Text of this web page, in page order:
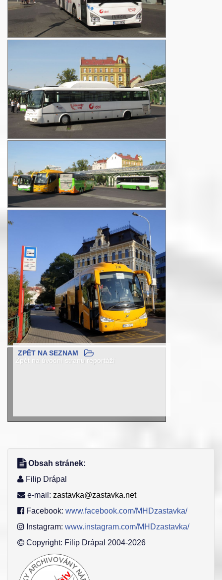
Zpět na úvodní stranu reportáží
ZPĚT NA SEZNAM
Obsah stránek:
Filip Drápal
e-mail: zastavka@zastavka.net
Facebook: www.facebook.com/MHDzastavka/
Instagram: www.instagram.com/MHDzastavka/
Copyright: Filip Drápal 2004-2026